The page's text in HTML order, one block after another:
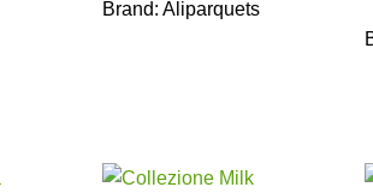
Brand: Aliparquets